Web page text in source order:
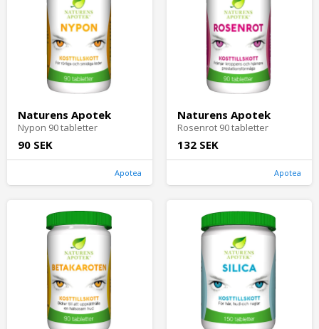
Naturens Apotek
Nypon 90 tabletter
90 SEK
Apotea
Naturens Apotek
Rosenrot 90 tabletter
132 SEK
Apotea